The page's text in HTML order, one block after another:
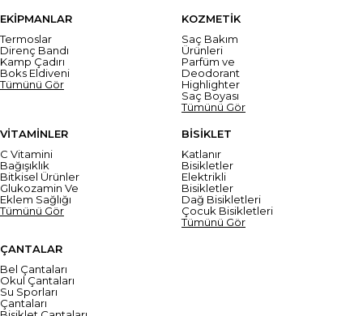
EKİPMANLAR
Termoslar
Direnç Bandı
Kamp Çadırı
Boks Eldiveni
Tümünü Gör
KOZMETİK
Saç Bakım
Ürünleri
Parfüm ve
Deodorant
Highlighter
Saç Boyası
Tümünü Gör
VİTAMİNLER
C Vitamini
Bağışıklık
Bitkisel Ürünler
Glukozamin Ve
Eklem Sağlığı
Tümünü Gör
BİSİKLET
Katlanır
Bisikletler
Elektrikli
Bisikletler
Dağ Bisikletleri
Çocuk Bisikletleri
Tümünü Gör
ÇANTALAR
Bel Çantaları
Okul Çantaları
Su Sporları
Çantaları